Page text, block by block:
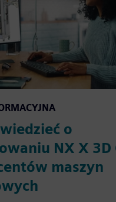
o
NX X 3D
maszyn